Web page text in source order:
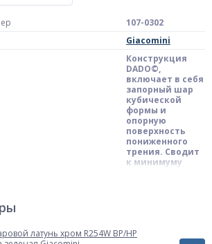
107-0302
Giacomini
Конструкция
DADO©,
включает в себя
запорный шар
кубической
формы и
опорную
поверхность
пониженного
трения. Сводит
к минимуму
затрудняющих
латунь хром R254W ВР/НР